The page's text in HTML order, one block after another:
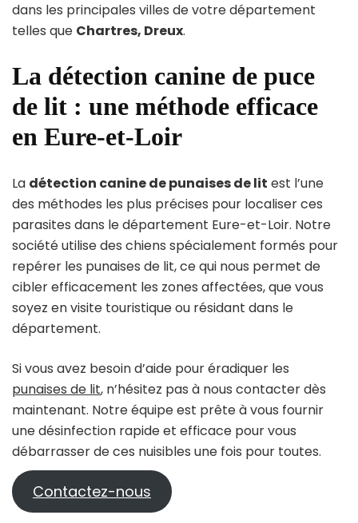
dans les principales villes de votre département
telles que Chartres, Dreux.
La détection canine de puce
de lit : une méthode efficace
en Eure-et-Loir
La détection canine de punaises de lit est l’une
des méthodes les plus précises pour localiser ces
parasites dans le département Eure-et-Loir. Notre
société utilise des chiens spécialement formés pour
repérer les punaises de lit, ce qui nous permet de
cibler efficacement les zones affectées, que vous
soyez en visite touristique ou résidant dans le
département.
Si vous avez besoin d’aide pour éradiquer les
punaises de lit, n’hésitez pas à nous contacter dès
maintenant. Notre équipe est prête à vous fournir
une désinfection rapide et efficace pour vous
débarrasser de ces nuisibles une fois pour toutes.
Contactez-nous